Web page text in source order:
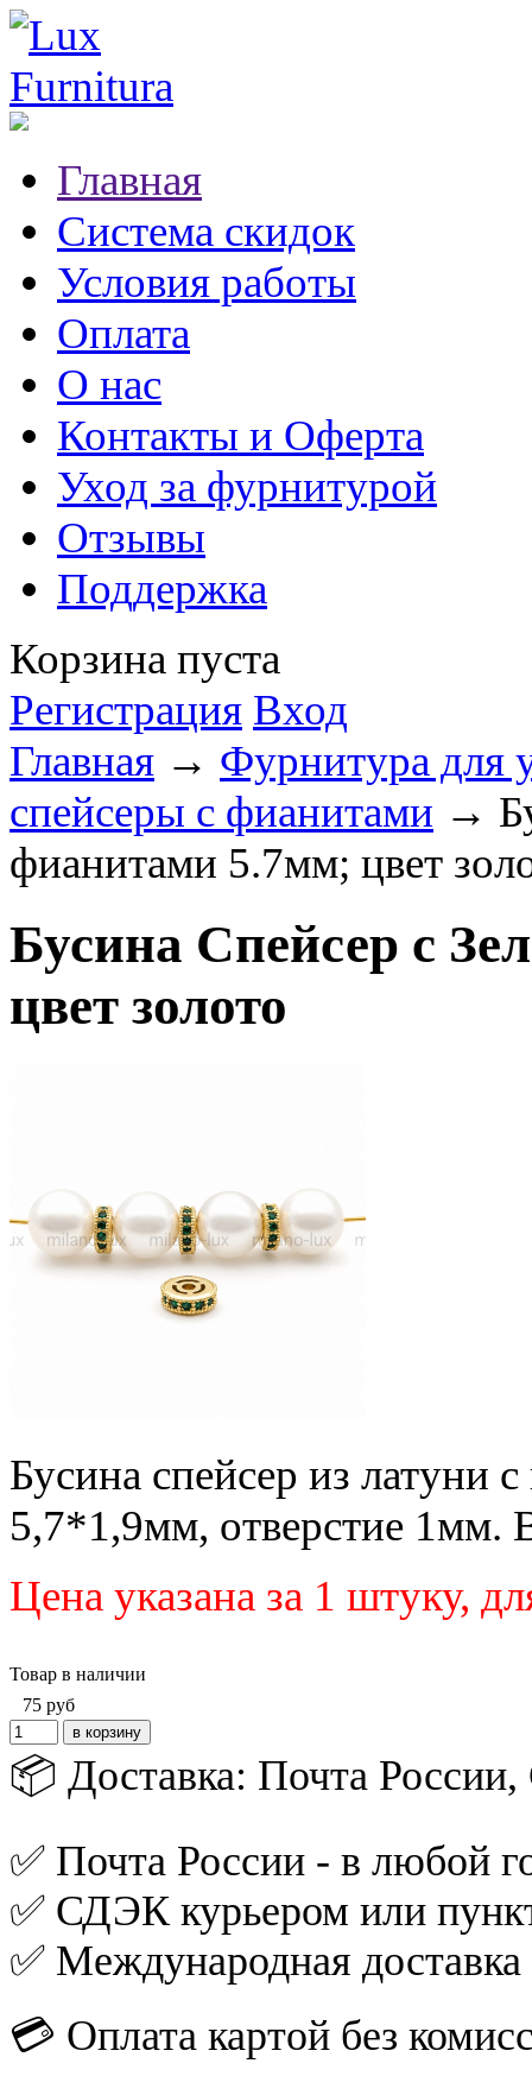
Главная
Система скидок
Условия работы
Оплата
О нас
Контакты и Оферта
Уход за фурнитурой
Отзывы
Поддержка
Корзина пуста
Регистрация Вход
Главная → Фурнитура для
спейсеры с фианитами →
фианитами 5.7мм; цвет
Бусина Спейсер с
цвет золото
Бусина спейсер из латуни
5,7*1,9мм, отверстие 1мм.
Цена указана за 1 штуку,
Товар в наличии
75 руб
📦 Доставка: Почта
✅ Почта России - в любой
✅ СДЭК курьером или
✅ Международная
💳 Оплата картой без